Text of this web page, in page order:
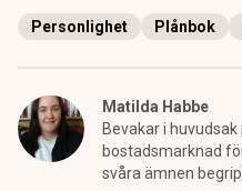
Personlighet Plånbok
Matilda Habbe
Bevakar i
bostadsmarknad
svåra ämnen